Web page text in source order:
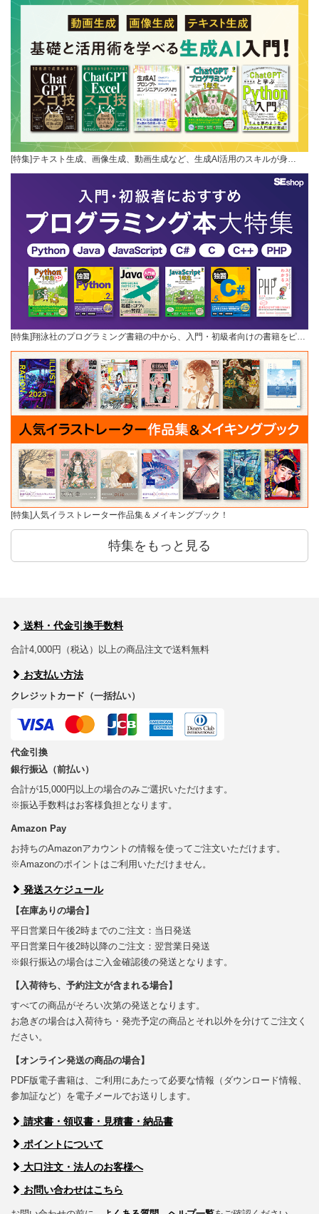
[特集]テキスト生成、画像生成、動画生成など、生成AI活用のスキルが身…
[特集]翔泳社のプログラミング書籍の中から、入門・初級者向けの書籍をピ…
[特集]人気イラストレーター作品集＆メイキングブック！
特集をもっと見る
送料・代金引換手数料
合計4,000円（税込）以上の商品注文で送料無料
お支払い方法
クレジットカード（一括払い）
代金引換
銀行振込（前払い）
合計が15,000円以上の場合のみご選択いただけます。
※振込手数料はお客様負担となります。
Amazon Pay
お持ちのAmazonアカウントの情報を使ってご注文いただけます。
※Amazonのポイントはご利用いただけません。
発送スケジュール
【在庫ありの場合】
平日営業日午後2時までのご注文：当日発送
平日営業日午後2時以降のご注文：翌営業日発送
※銀行振込の場合はご入金確認後の発送となります。
【入荷待ち、予約注文が含まれる場合】
すべての商品がそろい次第の発送となります。
お急ぎの場合は入荷待ち・発売予定の商品とそれ以外を分けてご注文く
ださい。
【オンライン発送の商品の場合】
PDF版電子書籍は、ご利用にあたって必要な情報（ダウンロード情報、
参加証など）を電子メールでお送りします。
請求書・領収書・見積書・納品書
ポイントについて
大口注文・法人のお客様へ
お問い合わせはこちら